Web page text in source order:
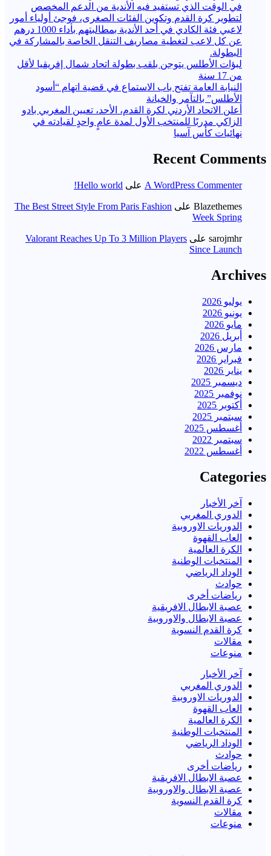
في الوقت الذي تستفيد فيه الأندية من الدعم المخصص
لتطوير كرة القدم وتكوين الفئات الصغرى، فوجئ أولياء أمور
لاعبي فئة الكادي في أحد الأندية بمطالبتهم بأداء 1000 درهم
عن كل لاعب لتغطية مصاريف التنقل الخاصة بالمشاركة في
البطولة.
لبؤات الأطلس يتوجن بلقب بطولة اتحاد شمال إفريقيا لأقل
من 17 سنة
النيابة العامة تفتح باب الاستماع في قضية اتهام “أسود
الأطلس” بالتآمر والخيانة
أعلن الاتحاد الأردني لكرة القدم، الأحد، تعيين المغربي بادو
الزاكي مدربًا للمنتخب الأول لمدة عامٍ واحدٍ لقيادته ​في
نهائيات كأس آسيا
Recent Comments
A WordPress Commenter على Hello world!
Blazethemes على The Best Street Style From Paris Fashion
Week Spring
sarojmhr على Valorant Reaches Up To 3 Million Players
Since Launch
Archives
يوليو 2026
يونيو 2026
مايو 2026
أبريل 2026
مارس 2026
فبراير 2026
يناير 2026
ديسمبر 2025
نوفمبر 2025
أكتوبر 2025
سبتمبر 2025
أغسطس 2025
سبتمبر 2022
أغسطس 2022
Categories
آخر الأخبار
الدوري المغربي
الدوريات الاوروبية
العاب القهوة
الكرة العالمية
المنتخبات الوطنية
الوداد الرياضي
حوادث
رياضات أخرى
عصبة الابطال الافريقية
عصبة الابطال والاوروبية
كرة القدم النسوية
مقالات
منوعات
آخر الأخبار
الدوري المغربي
الدوريات الاوروبية
العاب القهوة
الكرة العالمية
المنتخبات الوطنية
الوداد الرياضي
حوادث
رياضات أخرى
عصبة الابطال الافريقية
عصبة الابطال والاوروبية
كرة القدم النسوية
مقالات
منوعات